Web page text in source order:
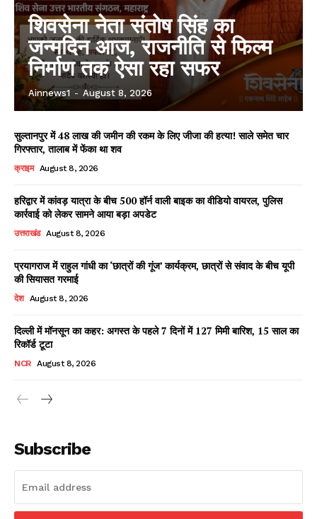
Facebook
X WhatsApp
Share
शिवसेना नेता संतोष सिंह का
जन्मदिन आज, राजनीति से फिल्म
निर्माण तक ऐसा रहा सफर
Ainnews1 - August 8, 2026
सुल्तानपुर में 48 लाख की जमीन की रकम के लिए जीजा की हत्या! साले समेत चार
गिरफ्तार, तालाब में फेंका था शव
क्राइम August 8, 2026
हरिद्वार में कांवड़ यात्रा के बीच 500 हॉर्न वाली बाइक का वीडियो वायरल, पुलिस
कार्रवाई को लेकर सामने आया बड़ा अपडेट
उत्तराखंड August 8, 2026
प्रयागराज में राहुल गांधी का ‘छात्रों की गूंज’ कार्यक्रम, छात्रों से संवाद के बीच यूपी
की सियासत गरमाई
देश August 8, 2026
दिल्ली में मॉनसून का कहर: अगस्त के पहले 7 दिनों में 127 मिमी बारिश, 15 साल का
रिकॉर्ड टूटा
NCR August 8, 2026
Subscribe